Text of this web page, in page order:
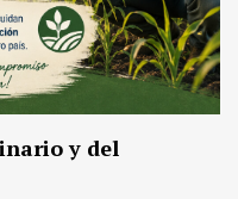
y del